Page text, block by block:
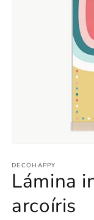
multimedia
1
en
ventana
modal
DECOHAPPY
Lámina
arcoíris